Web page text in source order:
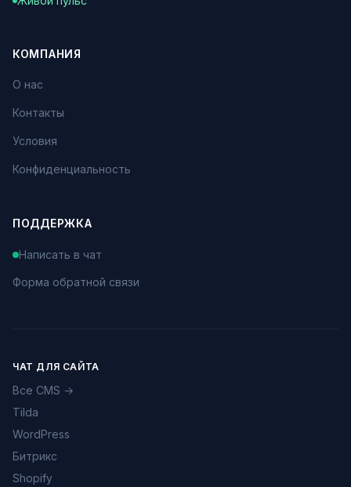
КОМПАНИЯ
О нас
Контакты
Условия
Конфиденциальность
ПОДДЕРЖКА
Написать в чат
Форма обратной связи
ЧАТ ДЛЯ САЙТА
Все CMS →
Tilda
WordPress
Битрикс
Shopify